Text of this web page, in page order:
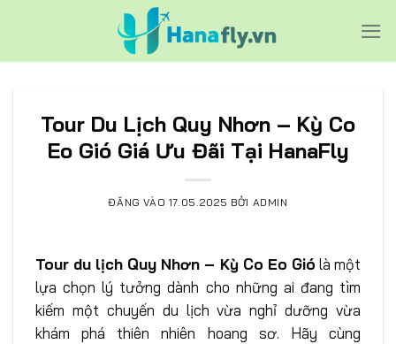
Tour Du Lịch Quy Nhơn – Kỳ Co
Eo Gió Giá Ưu Đãi Tại HanaFly
ĐĂNG VÀO 17.05.2025 BỞI ADMIN
Tour du lịch Quy Nhơn – Kỳ Co Eo Gió là một
lựa chọn lý tưởng dành cho những ai đang tìm
kiếm một chuyến du lịch vừa nghỉ dưỡng vừa
khám phá thiên nhiên hoang sơ. Hãy cùng